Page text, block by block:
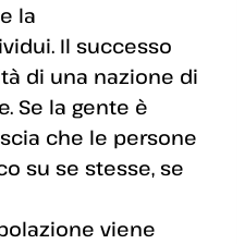
la
Il successo
di una nazione di
Se la gente è
che le persone
su se stesse, se
viene